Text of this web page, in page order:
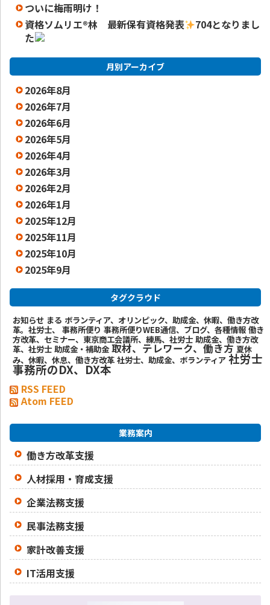
ついに梅雨明け！
資格ソムリエ®️林 最新保有資格発表
704となりまし
た
月別アーカイブ
2026年8月
2026年7月
2026年6月
2026年5月
2026年4月
2026年3月
2026年2月
2026年1月
2025年12月
2025年11月
2025年10月
2025年9月
タグクラウド
お知らせ まる ボランティア、オリンピック、助成金、休暇、働き方改
革。社労士、
事務所便り 事務所便りWEB通信、ブログ、各種情報 働き
方改革、セミナー、東京商工会議所、練馬、社労士 助成金、働き方改
革、社労士 助成金・補助金 取材、テレワーク、働き方 夏休
み、休暇、休息、働き方改革 社労士、助成金、ボランティア 社労士
事務所のDX、DX本
RSS FEED
Atom FEED
業務案内
働き方改革支援
人材採用・育成支援
企業法務支援
民事法務支援
家計改善支援
IT活用支援